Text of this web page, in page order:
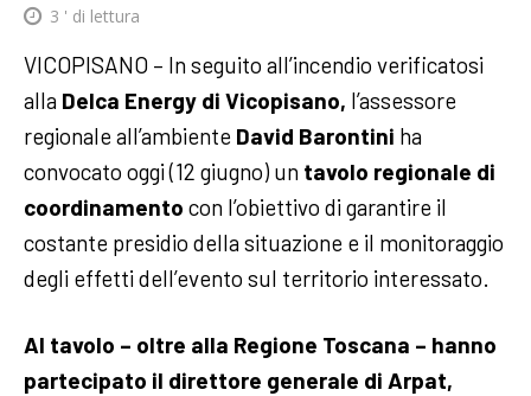
3 ' di lettura
VICOPISANO – In seguito all’incendio verificatosi
alla Delca Energy di Vicopisano, l’assessore
regionale all’ambiente David Barontini ha
convocato oggi (12 giugno) un tavolo regionale di
coordinamento con l’obiettivo di garantire il
costante presidio della situazione e il monitoraggio
degli effetti dell’evento sul territorio interessato.
Al tavolo – oltre alla Regione Toscana – hanno
partecipato il direttore generale di Arpat,